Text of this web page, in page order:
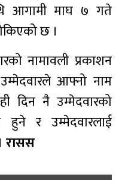
आगामी माघ ७ गते
छ ।
नामावली प्रकाशन
आफ्नो नाम
दिन नै उम्मेदवारको
हुने र उम्मेदवारलाई
रासस